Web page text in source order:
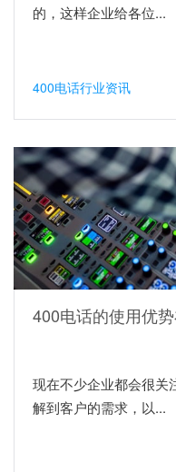
的，这样企业给各位...
400电话行业资讯
400电话的使用优
现在不少企业都会很关
解到客户的需求，以...